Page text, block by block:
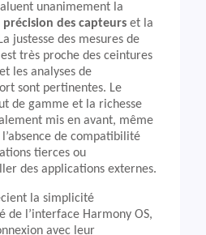
unanimement la
précision des capteurs et la
justesse des mesures de
très proche des ceintures
les analyses de
sont pertinentes. Le
de gamme et la richesse
mis en avant, même
de compatibilité
tierces ou
des applications externes.
la simplicité
de l’interface Harmony OS,
avec leur